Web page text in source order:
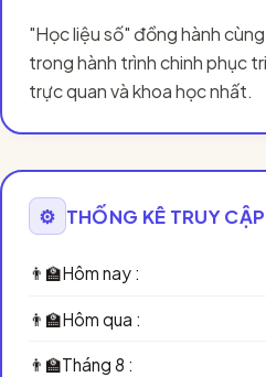
"Học liệu số" đồng hành
trong hành trình chinh phục
trực quan và khoa học nhất.
⚙️ THỐNG KÊ TRUY CẬP
👨‍🏫Hôm nay :
👨‍🏫Hôm qua :
👨‍🏫Tháng 8 :